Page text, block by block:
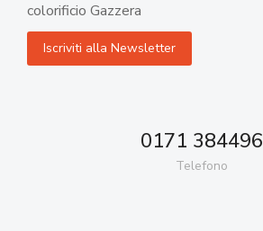
colorificio Gazzera
0171 384496
Telefono